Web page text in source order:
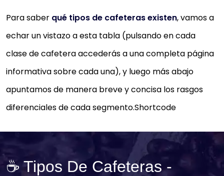
Para saber qué tipos de cafeteras existen, vamos a
echar un vistazo a esta tabla (pulsando en cada
clase de cafetera accederás a una completa página
informativa sobre cada una), y luego más abajo
apuntamos de manera breve y concisa los rasgos
diferenciales de cada segmento.Shortcode
☕ Tipos De Cafeteras -